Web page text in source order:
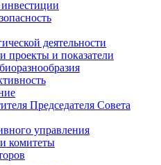
деятельности
проекты и показатели
Председателя Совета
управления
комитеты